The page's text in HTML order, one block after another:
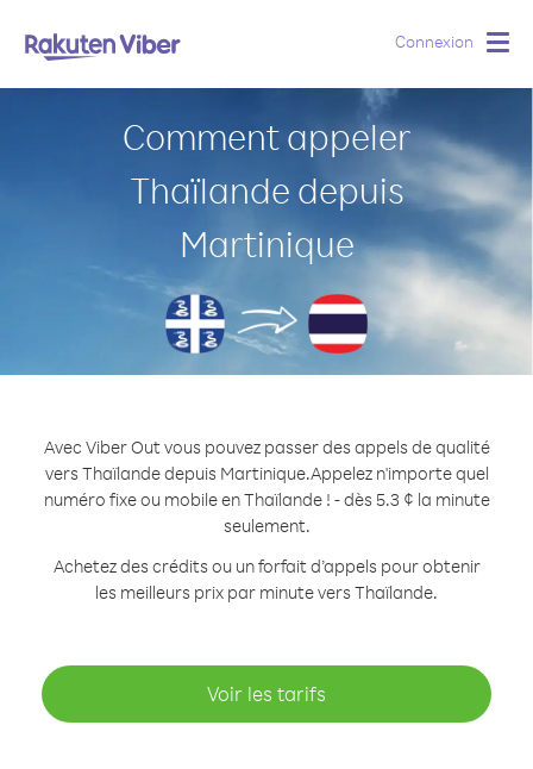
Connexion
Comment appeler
Thaïlande depuis
Martinique
Avec Viber Out vous pouvez passer des appels de qualité
vers Thaïlande depuis Martinique.Appelez n'importe quel
numéro fixe ou mobile en Thaïlande ! - dès 5.3 ¢ la minute
seulement.
Achetez des crédits ou un forfait d’appels pour obtenir
les meilleurs prix par minute vers Thaïlande.
Voir les tarifs